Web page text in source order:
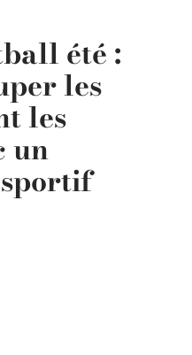
été :
les
les
un